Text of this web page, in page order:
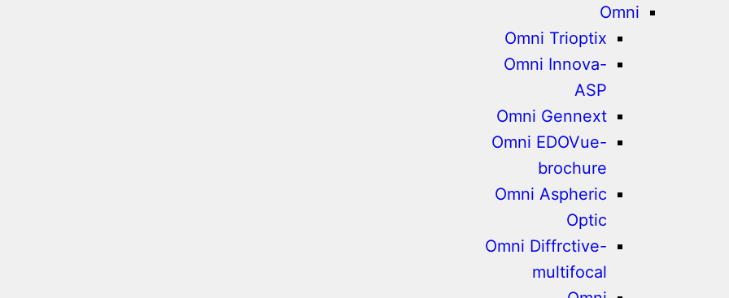
Omni
Omni Trioptix
Omni Innova-
ASP
Omni Gennext
Omni EDOVue-
brochure
Omni Aspheric
Optic
Omni Diffrctive-
multifocal